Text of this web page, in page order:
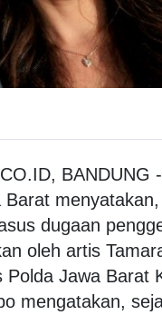
BANDUNG
Barat
dugaan
oleh artis
Polda Jawa Barat
mengatakan,